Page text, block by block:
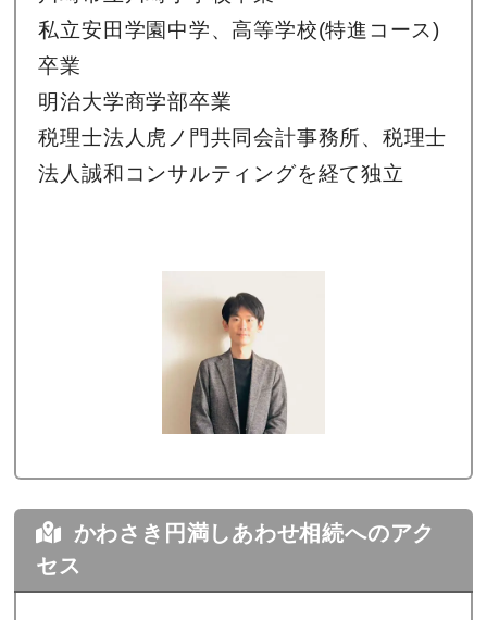
私立安田学園中学、高等学校(特進コース)
卒業
明治大学商学部卒業
税理士法人虎ノ門共同会計事務所、税理士
法人誠和コンサルティングを経て独立
かわさき円満しあわせ相続へのアク
セス